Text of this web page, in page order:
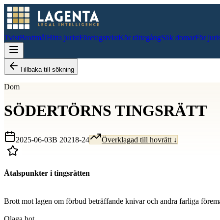
TvistBrottmålHitta juristFöretagstvistKör rättegångSök domarFör
Tillbaka till sökning
Dom
SÖDERTÖRNS TINGSRÄTT
2025-06-03B 20218-24 Överklagad till hovrätt ↓
Åtalspunkter i tingsrätten
Brott mot lagen om förbud beträffande knivar och andra farliga